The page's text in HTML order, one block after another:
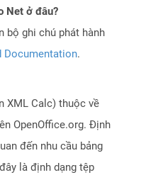
Net ở đâu?
bộ ghi chú phát hành
Documentation.
XML Calc) thuộc về
OpenOffice.org. Định
đến nhu cầu bảng
là định dạng tệp